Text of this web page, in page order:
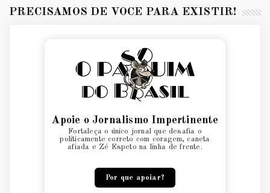
PRECISAMOS DE VOCÊ PARA EXISTIR!
Apoie o Jornalismo Impertinente
Fortaleça o único jornal que desafia o
politicamente correto com coragem, caneta
afiada e Zé Espeto na linha de frente.
Por que apoiar?